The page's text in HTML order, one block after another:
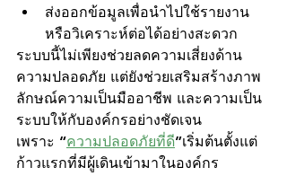
ส่งออกข้อมูลเพื่อนำไปใช้รายงาน
หรือวิเคราะห์ต่อได้อย่างสะดวก
ระบบนี้ไม่เพียงช่วยลดความเสี่ยงด้าน
ความปลอดภัย แต่ยังช่วยเสริมสร้างภาพ
ลักษณ์ความเป็นมืออาชีพ และความเป็น
ระบบให้กับองค์กรอย่างชัดเจน
เพราะ “ความปลอดภัยที่ดี”เริ่มต้นตั้งแต่
ก้าวแรกที่มีผู้เดินเข้ามาในองค์กร